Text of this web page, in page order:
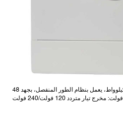
محول طاقة شمسية بقدرة 5 كيلوواط، يعمل بنظام الطور المنفصل، بجهد 48
فولت: مخرج تيار متردد 120 فولت/240 فولت